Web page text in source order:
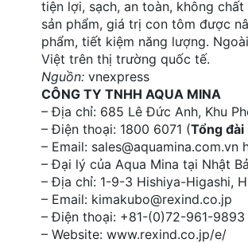
tiện lợi, sạch, an toàn, không
sản phẩm, giá trị con tôm được
phẩm, tiết kiệm năng lượng.
Việt trên thị trường quốc tế.
Nguồn: vnexpress
CÔNG TY TNHH AQUA MINA
– Địa chỉ: 685 Lê Đức Anh, Khu
– Điện thoại: 1800 6071 (Tổng
– Email: sales@aquamina.com.vn
– Đại lý của Aqua Mina tại Nhật
– Địa chỉ: 1-9-3 Hishiya-Higashi,
– Email: kimakubo@rexind.co.jp
– Điện thoại: +81-(0)72-961-9893
– Website: www.rexind.co.jp/e/